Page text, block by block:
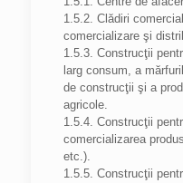
1.5.2. Clădiri
comercializare şi
1.5.3. Construcţii
larg consum, a
de construcţii şi a
agricole.
1.5.4. Construcţii
comercializarea
etc.).
1.5.5. Construcţii